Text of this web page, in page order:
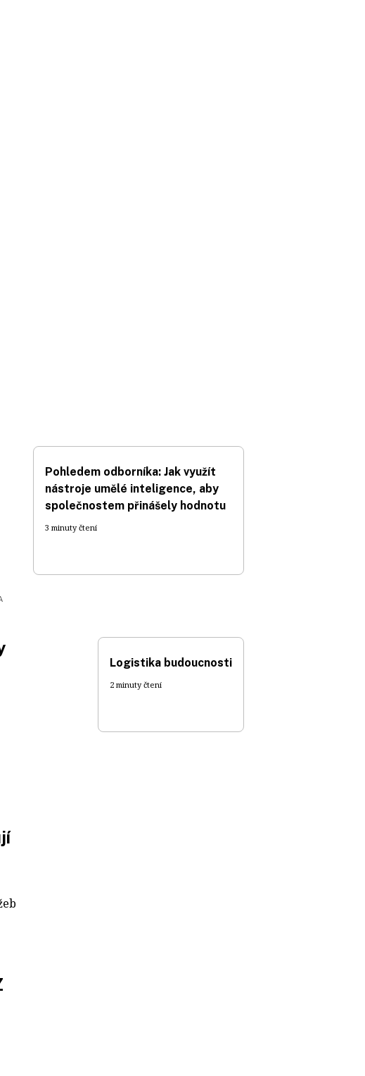
Pohledem odborníka: Jak využít
nástroje umělé inteligence, aby
společnostem přinášely hodnotu
3 minuty čtení
Logistika budoucnosti
2 minuty čtení